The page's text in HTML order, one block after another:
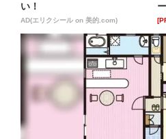
い！
AD(エリクシール on 美的.com)